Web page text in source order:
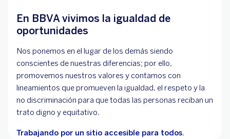
En BBVA vivimos la igualdad de
oportunidades
Nos ponemos en el lugar de los demás siendo
conscientes de nuestras diferencias; por ello,
promovemos nuestros valores y contamos con
lineamientos que promueven la igualdad, el respeto y la
no discriminación para que todas las personas reciban un
trato digno y equitativo.
Trabajando por un sitio accesible para todos.